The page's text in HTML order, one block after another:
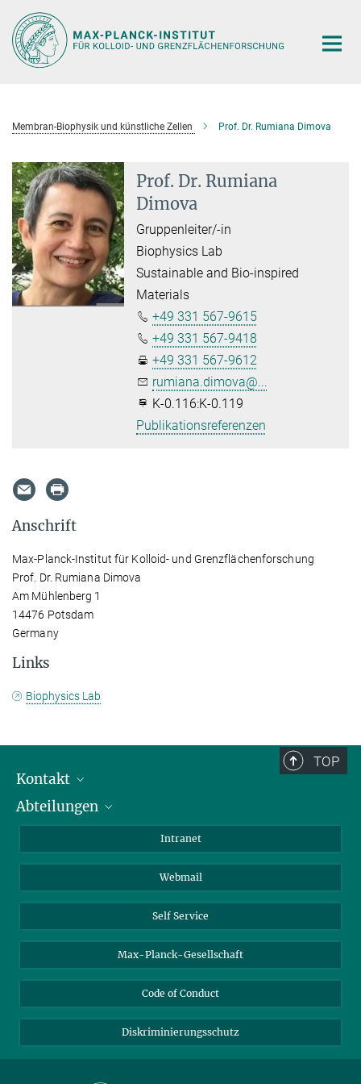
Hauptinhalt
Membran-Biophysik und künstliche Zellen Prof. Dr. Rumiana Dimova
Prof. Dr. Rumiana
Dimova
Gruppenleiter/-in
Biophysics Lab
Sustainable and Bio-inspired
Materials
+49 331 567-9615
+49 331 567-9418
+49 331 567-9612
rumiana.dimova@...
K-0.116:K-0.119
Publikationsreferenzen
Anschrift
Max-Planck-Institut für Kolloid- und Grenzflächenforschung
Prof. Dr. Rumiana Dimova
Am Mühlenberg 1
14476 Potsdam
Germany
Links
Biophysics Lab
TOP
Kontakt
Mitarbeiterverzeichnis
Abteilungen
Kolloidchemie
Nachhaltige und Bio-inspirierte Materialien
Intranet
Webmail
Self Service
Max-Planck-Gesellschaft
Code of Conduct
Diskriminierungsschutz